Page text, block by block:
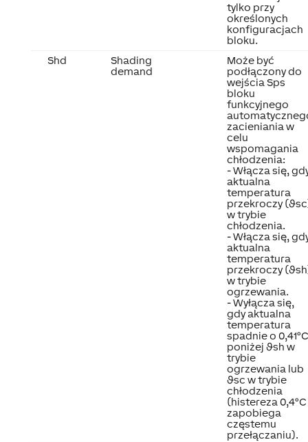
tylko przy
określonych
konfiguracjach
bloku.
Shd
Shading
demand
Może być
podłączony do
wejścia Sps
bloku
funkcyjnego
zacieniania w
celu
wspomagania
chłodzenia:
- Włącza się,
aktualna
temperatura
przekroczy
w trybie
chłodzenia.
- Włącza się,
aktualna
temperatura
przekroczy
w trybie
ogrzewania.
- Wyłącza się,
gdy aktualna
temperatura
spadnie o 0,41°C
poniżej ϑsh w
trybie
ogrzewania lub
ϑsc w trybie
chłodzenia
(histereza 0,4°C
zapobiega
częstemu
przełączaniu).